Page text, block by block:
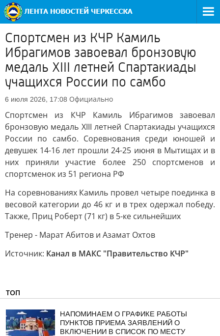
Спортсмен из КЧР Камиль
Ибрагимов завоевал бронзовую
медаль XIII летней Спартакиады
учащихся России по самбо
6 июля 2026, 17:08 Официально
Спортсмен из КЧР Камиль Ибрагимов завоевал
бронзовую медаль XIII летней Спартакиады учащихся
России по самбо. Соревнования среди юношей и
девушек 14-16 лет прошли 24-25 июня в Мытищах и в
них приняли участие более 250 спортсменов и
спортсменок из 51 региона РФ
На соревнованиях Камиль провел четыре поединка в
весовой категории до 46 кг и в трех одержал победу.
Также, Приц Роберт (71 кг) в 5-ке сильнейших
Тренер - Марат Абитов и Азамат Охтов
Источник: Канал в МАКС "Правительство КЧР"
ТОП
НАПОМИНАЕМ О ГРАФИКЕ РАБОТЫ
ПУНКТОВ ПРИЕМА ЗАЯВЛЕНИЙ О
ВКЛЮЧЕНИИ В СПИСОК ПО МЕСТУ